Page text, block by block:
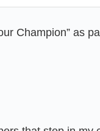
Champion” as